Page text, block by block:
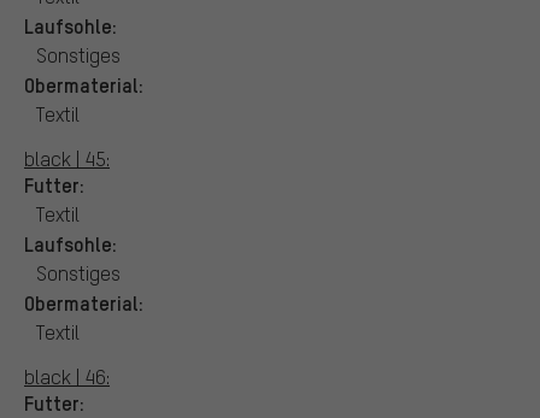
Laufsohle:
Sonstiges
Obermaterial:
Textil
black | 45:
Futter:
Textil
Laufsohle:
Sonstiges
Obermaterial:
Textil
black | 46:
Futter: